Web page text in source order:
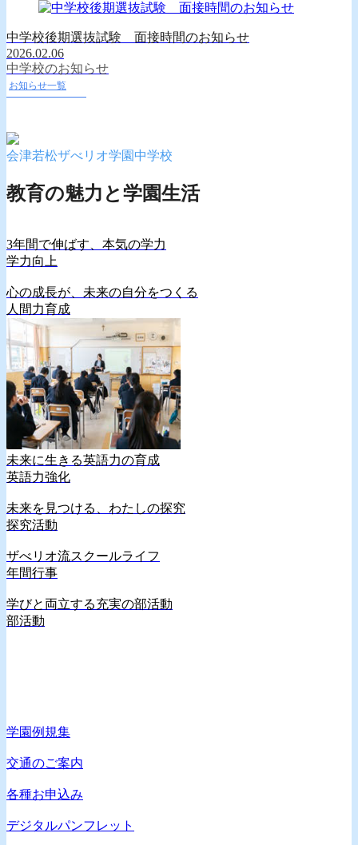
中学校後期選抜試験 面接時間のお知らせ
2026.02.06
中学校のお知らせ
お知らせ一覧
会津若松ザべリオ学園中学校
教育の魅力と学園生活
3年間で伸ばす、本気の学力
学力向上
心の成長が、未来の自分をつくる
人間力育成
未来に生きる英語力の育成
英語力強化
未来を見つける、わたしの探究
探究活動
ザべリオ流スクールライフ
年間行事
学びと両立する充実の部活動
部活動
学園例規集
交通のご案内
各種お申込み
デジタルパンフレット